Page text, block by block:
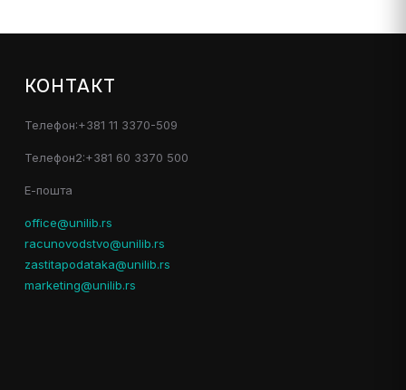
КОНТАКТ
Телефон:+381 11 3370-509
Телефон2:+381 60 3370 500
Е-пошта
office@unilib.rs
racunovodstvo@unilib.rs
zastitapodataka@unilib.rs
marketing@unilib.rs